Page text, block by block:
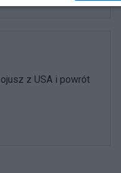
z USA i powrót